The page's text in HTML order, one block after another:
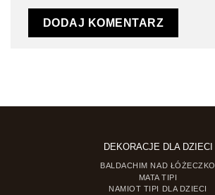
DEKORACJE DLA DZIECI
BALDACHIM NAD ŁÓŻECZKO
MATA TIPI
NAMIOT TIPI DLA DZIECI